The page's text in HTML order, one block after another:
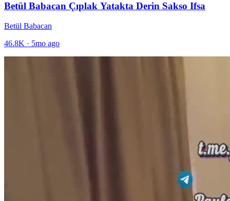
Betül Babacan Çıplak Yatakta Derin Sakso Ifsa
Betül Babacan
46.8K · 5mo ago